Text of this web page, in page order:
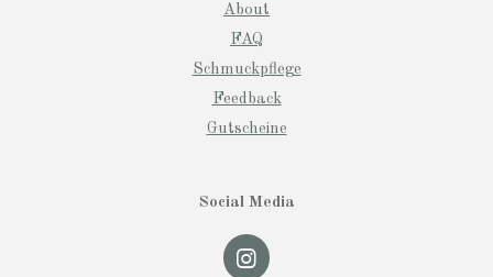
About
FAQ
Schmuckpflege
Feedback
Gutscheine
Social Media
I